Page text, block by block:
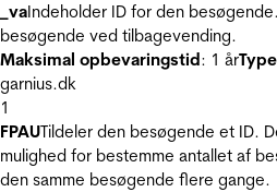
_vaIndeholder ID for den
besøgende ved tilbagevending.
Maksimal opbevaringstid: 1 årType
garnius.dk
1
FPAUTildeler den besøgende et ID.
mulighed for bestemme antallet af
den samme besøgende flere gange.